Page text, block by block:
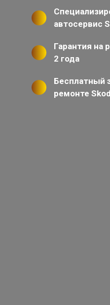
автосервис
Гарантия на
2 года
Бесплатный
ремонте